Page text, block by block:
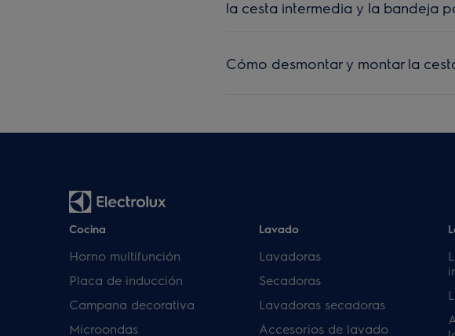
la cesta intermedia y la bandeja
Cómo desmontar y montar la
Cocina
Horno multifunción
Placa de inducción
Campana decorativa
Microondas
Lavado
Lavadoras
Secadoras
Lavadoras secadoras
Accesorios de lavado